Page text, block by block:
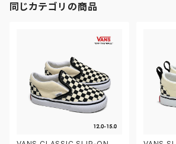
同じカテゴリの商品